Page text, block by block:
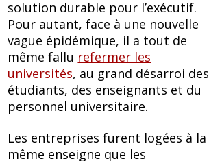
solution durable pour l’exécutif.
Pour autant, face à une nouvelle
vague épidémique, il a tout de
même fallu refermer les
universités, au grand désarroi des
étudiants, des enseignants et du
personnel universitaire.
Les entreprises furent logées à la
même enseigne que les